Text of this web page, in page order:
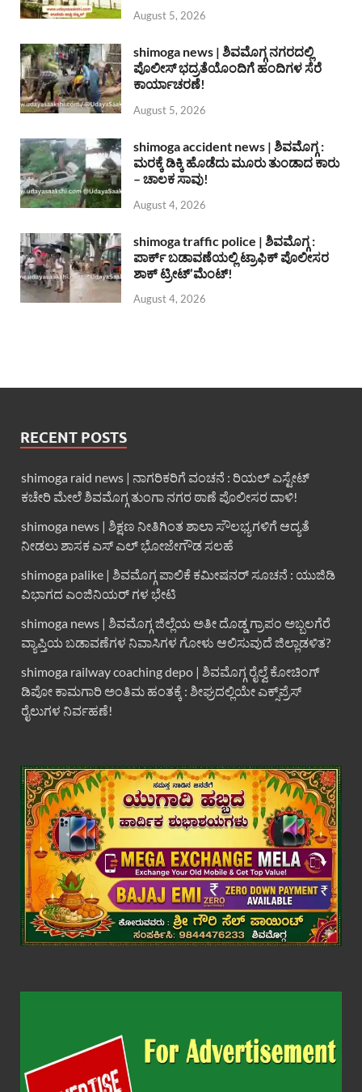
August 5, 2026
shimoga news | ಶಿವಮೊಗ್ಗ ನಗರದಲ್ಲಿ
ಪೊಲೀಸ್ ಭದ್ರತೆಯೊಂದಿಗೆ ಹಂದಿಗಳ ಸೆರೆ
ಕಾರ್ಯಾಚರಣೆ!
August 5, 2026
shimoga accident news | ಶಿವಮೊಗ್ಗ :
ಮರಕ್ಕೆ ಡಿಕ್ಕಿ ಹೊಡೆದು ಮೂರು ತುಂಡಾದ ಕಾರು
– ಚಾಲಕ ಸಾವು!
August 4, 2026
shimoga traffic police | ಶಿವಮೊಗ್ಗ :
ಪಾರ್ಕ್ ಬಡಾವಣೆಯಲ್ಲಿ ಟ್ರಾಫಿಕ್ ಪೊಲೀಸರ
ಶಾಕ್ ಟ್ರೀಟ್’ಮೆಂಟ್!
August 4, 2026
RECENT POSTS
shimoga raid news | ನಾಗರಿಕರಿಗೆ ವಂಚನೆ : ರಿಯಲ್ ಎಸ್ಟೇಟ್
ಕಚೇರಿ ಮೇಲೆ ಶಿವಮೊಗ್ಗ ತುಂಗಾ ನಗರ ಠಾಣೆ ಪೊಲೀಸರ ದಾಳಿ!
shimoga news | ಶಿಕ್ಷಣ ನೀತಿಗಿಂತ ಶಾಲಾ ಸೌಲಭ್ಯಗಳಿಗೆ ಆದ್ಯತೆ
ನೀಡಲು ಶಾಸಕ ಎಸ್ ಎಲ್ ಭೋಜೇಗೌಡ ಸಲಹೆ
shimoga palike | ಶಿವಮೊಗ್ಗ ಪಾಲಿಕೆ ಕಮೀಷನರ್ ಸೂಚನೆ : ಯುಜಿಡಿ
ವಿಭಾಗದ ಎಂಜಿನಿಯರ್ ಗಳ ಭೇಟಿ
shimoga news | ಶಿವಮೊಗ್ಗ ಜಿಲ್ಲೆಯ ಅತೀ ದೊಡ್ಡ ಗ್ರಾಪಂ ಅಬ್ಬಲಗೆರೆ
ವ್ಯಾಪ್ತಿಯ ಬಡಾವಣೆಗಳ ನಿವಾಸಿಗಳ ಗೋಳು ಆಲಿಸುವುದೆ ಜಿಲ್ಲಾಡಳಿತ?
shimoga railway coaching depo | ಶಿವಮೊಗ್ಗ ರೈಲ್ವೆ ಕೋಚಿಂಗ್
ಡಿಪೋ ಕಾಮಗಾರಿ ಅಂತಿಮ ಹಂತಕ್ಕೆ : ಶೀಘ್ರದಲ್ಲಿಯೇ ಎಕ್ಸ್‌ಪ್ರೆಸ್
ರೈಲುಗಳ ನಿರ್ವಹಣೆ!